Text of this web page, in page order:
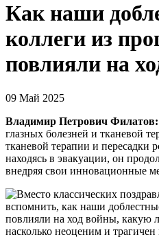
Как наши
коллеги из
повлияли на
09 Май 2025
Владимир Петрович Филатов:
глазных болезней и тканевой
тканевой терапии и пересадки
находясь в эвакуации, он
внедряя свои инновационные